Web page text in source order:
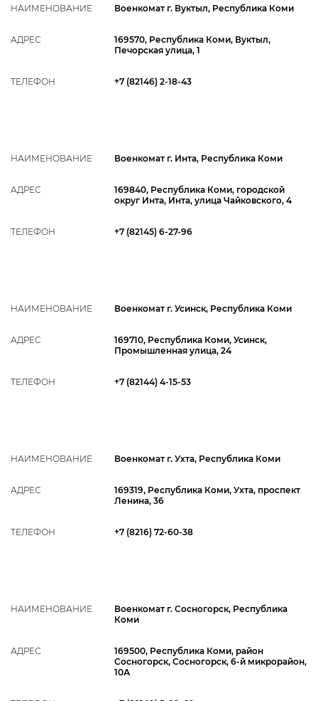
НАИМЕНОВАНИЕ Военкомат г. Вуктыл, Республика Коми
АДРЕС
169570, Республика Коми, Вуктыл,
Печорская улица, 1
ТЕЛЕФОН +7 (82146) 2-18-43
НАИМЕНОВАНИЕ Военкомат г. Инта, Республика Коми
АДРЕС
169840, Республика Коми, городской
округ Инта, Инта, улица Чайковского, 4
ТЕЛЕФОН +7 (82145) 6-27-96
НАИМЕНОВАНИЕ Военкомат г. Усинск, Республика Коми
АДРЕС
169710, Республика Коми, Усинск,
Промышленная улица, 24
ТЕЛЕФОН +7 (82144) 4-15-53
НАИМЕНОВАНИЕ Военкомат г. Ухта, Республика Коми
АДРЕС
169319, Республика Коми, Ухта, проспект
Ленина, 36
ТЕЛЕФОН +7 (8216) 72-60-38
НАИМЕНОВАНИЕ
Военкомат г. Сосногорск, Республика
Коми
АДРЕС
169500, Республика Коми, район
Сосногорск, Сосногорск, 6-й микрорайон,
10А